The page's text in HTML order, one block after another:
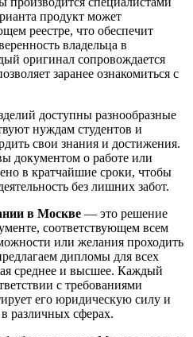
продукт может
реестре, что обеспечит
владельца в
оригинал сопровождается
заранее ознакомиться с
доступны разнообразные
нуждам студентов и
свои знания и достижения.
документом о работе или
в кратчайшие сроки, чтобы
без лишних забот.
в Москве — это решение
соответствующем всем
или желания проходить
дипломы для всех
среднее и высшее. Каждый
с требованиями
его юридическую силу и
различных сферах.